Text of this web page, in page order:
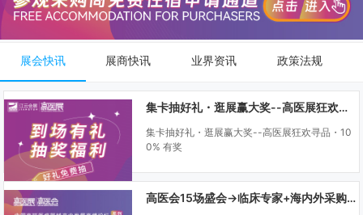
展会快讯 展商快讯 业界资讯 政策法规
集卡抽好礼・逛展赢大奖--高医展狂欢寻品・100% 有奖
集卡抽好礼・逛展赢大奖--高医展狂欢寻品・10
0% 有奖
高医会15场盛会→临床专家+海内外采购商双向对接